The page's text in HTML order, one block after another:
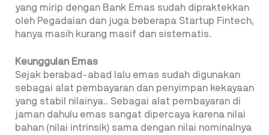
yang mirip dengan Bank Emas sudah dipraktekkan
oleh Pegadaian dan juga beberapa Startup Fintech,
hanya masih kurang masif dan sistematis.
Keunggulan Emas
Sejak berabad-abad lalu emas sudah digunakan
sebagai alat pembayaran dan penyimpan kekayaan
yang stabil nilainya.. Sebagai alat pembayaran di
jaman dahulu emas sangat dipercaya karena nilai
bahan (nilai intrinsik) sama dengan nilai nominalnya